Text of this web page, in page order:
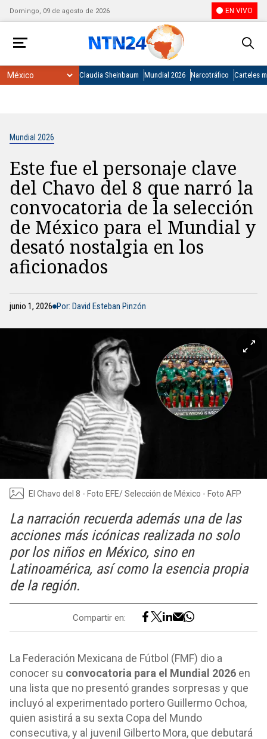
Domingo, 09 de agosto de 2026 EN VIVO
Claudia Sheinbaum Mundial 2026 Narcotráfico Carteles
Mundial 2026
Este fue el personaje clave
del Chavo del 8 que narró la
convocatoria de la selección
de México para el Mundial y
desató nostalgia en los
aficionados
junio 1, 2026 Por: David Esteban Pinzón
El Chavo del 8 - Foto EFE/ Selección de México - Foto AFP
La narración recuerda además una de las
acciones más icónicas realizada no solo
por los niños en México, sino en
Latinoamérica, así como la esencia propia
de la región.
Compartir en:
La Federación Mexicana de Fútbol (FMF) dio a
conocer su convocatoria para el Mundial 2026 en
una lista que no presentó grandes sorpresas y que
incluyó al experimentado portero Guillermo Ochoa,
quien asistirá a su sexta Copa del Mundo
consecutiva, y al juvenil Gilberto Mora, que debutará